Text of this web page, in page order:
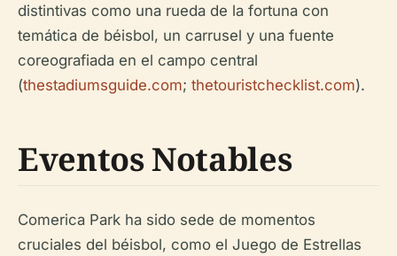
distintivas como una rueda de la fortuna con
temática de béisbol, un carrusel y una fuente
coreografiada en el campo central
(thestadiumsguide.com; thetouristchecklist.com).
Eventos Notables
Comerica Park ha sido sede de momentos
cruciales del béisbol, como el Juego de Estrellas